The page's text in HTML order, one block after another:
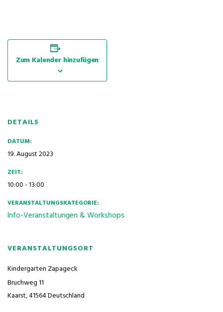
Zum Kalender hinzufügen
DETAILS
DATUM:
19. August 2023
ZEIT:
10:00 - 13:00
VERANSTALTUNGSKATEGORIE:
Info-Veranstaltungen & Workshops
VERANSTALTUNGSORT
Kindergarten Zapageck
Bruchweg 11
Kaarst,41564Deutschland